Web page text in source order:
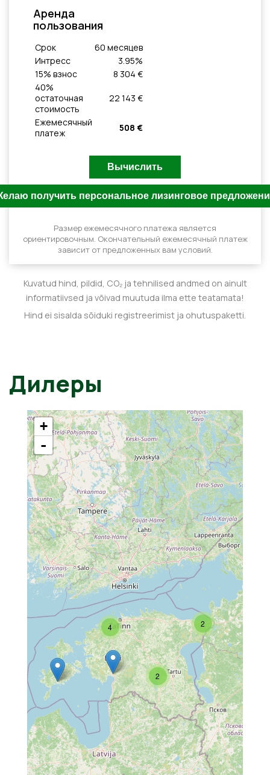
Aренда
пользования
Cрок 60 месяцeв
Интресс
3.95%
15% взнос
8 304 €
40%
остаточная
стоимость
22 143 €
Ежемесячный
платеж
508 €
Размер ежемесячного платежа является
ориентировочным. Окончательный ежемесячный платеж
зависит от предложенных вам условий.
Kuvatud hind, pildid, CO₂ ja tehnilised andmed on ainult
informatiivsed ja võivad muutuda ilma ette teatamata!
Hind ei sisalda sõiduki registreerimist ja ohutuspaketti.
Дилеры
2
2
4
+
-